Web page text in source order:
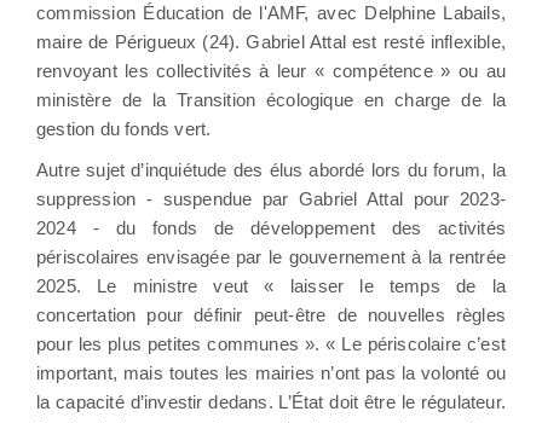
commission Éducation de l'AMF, avec Delphine Labails,
maire de Périgueux (24). Gabriel Attal est resté inflexible,
renvoyant les collectivités à leur « compétence » ou au
ministère de la Transition écologique en charge de la
gestion du fonds vert.
Autre sujet d’inquiétude des élus abordé lors du forum, la
suppression - suspendue par Gabriel Attal pour 2023-
2024 - du fonds de développement des activités
périscolaires envisagée par le gouvernement à la rentrée
2025. Le ministre veut « laisser le temps de la
concertation pour définir peut-être de nouvelles règles
pour les plus petites communes ». « Le périscolaire c’est
important, mais toutes les mairies n’ont pas la volonté ou
la capacité d’investir dedans. L’État doit être le régulateur.